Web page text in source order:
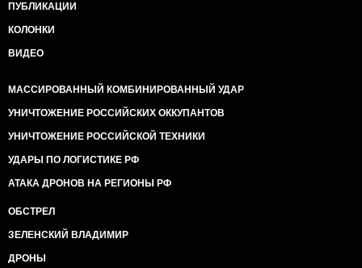
ПУБЛИКАЦИИ
КОЛОНКИ
ВИДЕО
МАССИРОВАННЫЙ КОМБИНИРОВАННЫЙ УДАР
УНИЧТОЖЕНИЕ РОССИЙСКИХ ОККУПАНТОВ
УНИЧТОЖЕНИЕ РОССИЙСКОЙ ТЕХНИКИ
УДАРЫ ПО ЛОГИСТИКЕ РФ
АТАКА ДРОНОВ НА РЕГИОНЫ РФ
ОБСТРЕЛ
ЗЕЛЕНСКИЙ ВЛАДИМИР
ДРОНЫ